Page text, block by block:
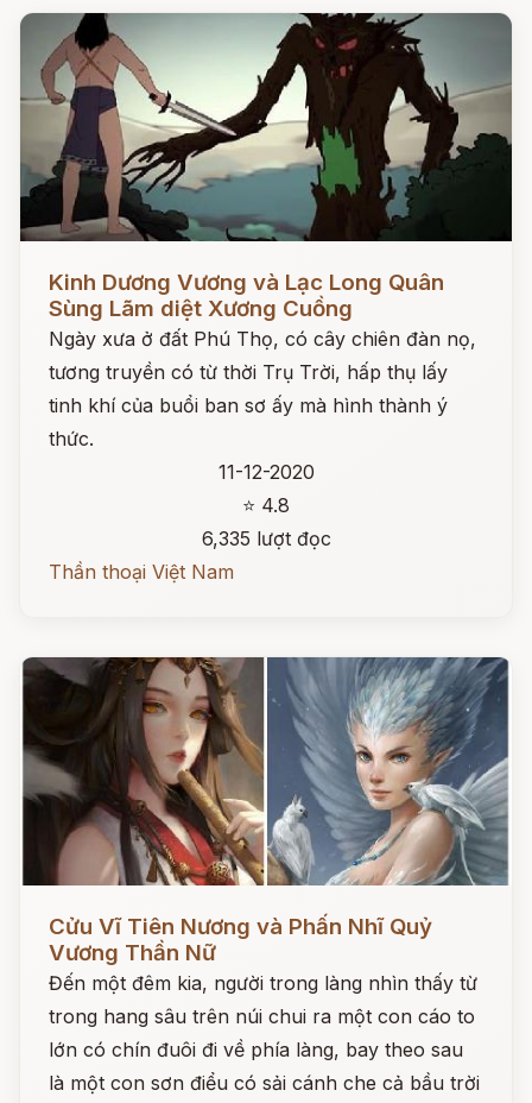
Kinh Dương Vương và Lạc Long Quân
Sùng Lãm diệt Xương Cuồng
Ngày xưa ở đất Phú Thọ, có cây chiên đàn nọ,
tương truyền có từ thời Trụ Trời, hấp thụ lấy
tinh khí của buổi ban sơ ấy mà hình thành ý
thức.
11-12-2020
⭐ 4.8
6,335 lượt đọc
Thần thoại Việt Nam
Cửu Vĩ Tiên Nương và Phấn Nhĩ Quỷ
Vương Thần Nữ
Đến một đêm kia, người trong làng nhìn thấy từ
trong hang sâu trên núi chui ra một con cáo to
lớn có chín đuôi đi về phía làng, bay theo sau
là một con sơn điểu có sải cánh che cả bầu trời